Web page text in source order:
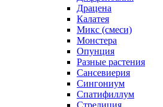
Драцена
Калатея
Микс (смеси)
Монстера
Опунция
Разные растения
Сансевиерия
Сингониум
Спатифиллум
Стрелиция